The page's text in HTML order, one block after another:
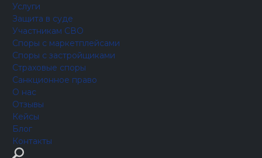
Услуги
Защита в суде
Участникам СВО
Споры с маркетплейсами
Споры с застройщиками
Страховые споры
Санкционное право
О нас
Отзывы
Кейсы
Блог
Контакты